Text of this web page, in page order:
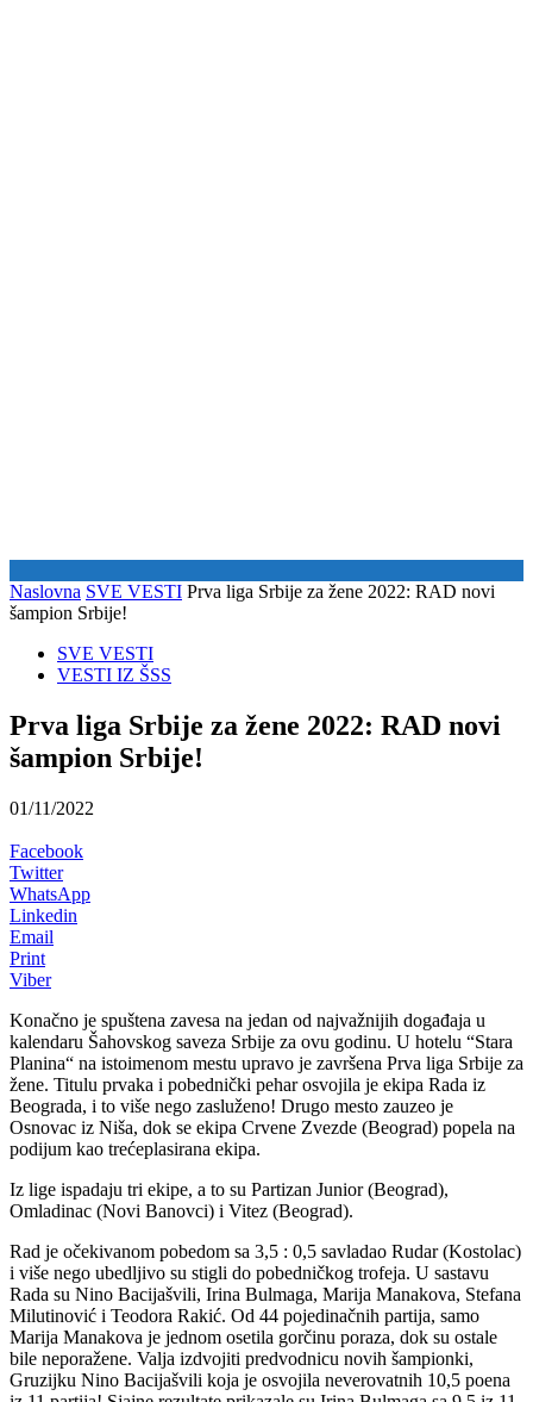
Naslovna SVE VESTI Prva liga Srbije za žene 2022: RAD novi
šampion Srbije!
SVE VESTI
VESTI IZ ŠSS
Prva liga Srbije za žene 2022: RAD novi
šampion Srbije!
01/11/2022
Facebook
Twitter
WhatsApp
Linkedin
Email
Print
Viber
Konačno je spuštena zavesa na jedan od najvažnijih događaja u
kalendaru Šahovskog saveza Srbije za ovu godinu. U hotelu “Stara
Planina“ na istoimenom mestu upravo je završena Prva liga Srbije za
žene. Titulu prvaka i pobednički pehar osvojila je ekipa Rada iz
Beograda, i to više nego zasluženo! Drugo mesto zauzeo je
Osnovac iz Niša, dok se ekipa Crvene Zvezde (Beograd) popela na
podijum kao trećeplasirana ekipa.
Iz lige ispadaju tri ekipe, a to su Partizan Junior (Beograd),
Omladinac (Novi Banovci) i Vitez (Beograd).
Rad je očekivanom pobedom sa 3,5 : 0,5 savladao Rudar (Kostolac)
i više nego ubedljivo su stigli do pobedničkog trofeja. U sastavu
Rada su Nino Bacijašvili, Irina Bulmaga, Marija Manakova, Stefana
Milutinović i Teodora Rakić. Od 44 pojedinačnih partija, samo
Marija Manakova je jednom osetila gorčinu poraza, dok su ostale
bile neporažene. Valja izdvojiti predvodnicu novih šampionki,
Gruzijku Nino Bacijašvili koja je osvojila neverovatnih 10,5 poena